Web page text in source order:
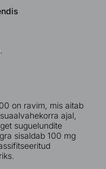
on ravim, mis aitab
ajal,
suguelundite
sisaldab 100 mg